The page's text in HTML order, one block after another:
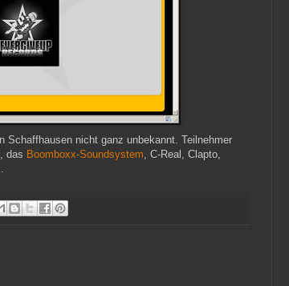
Schaffhausen nicht ganz unbekannt. Teilnehmer
das Boomboxx-Soundsystem, C-Real, Clapto,